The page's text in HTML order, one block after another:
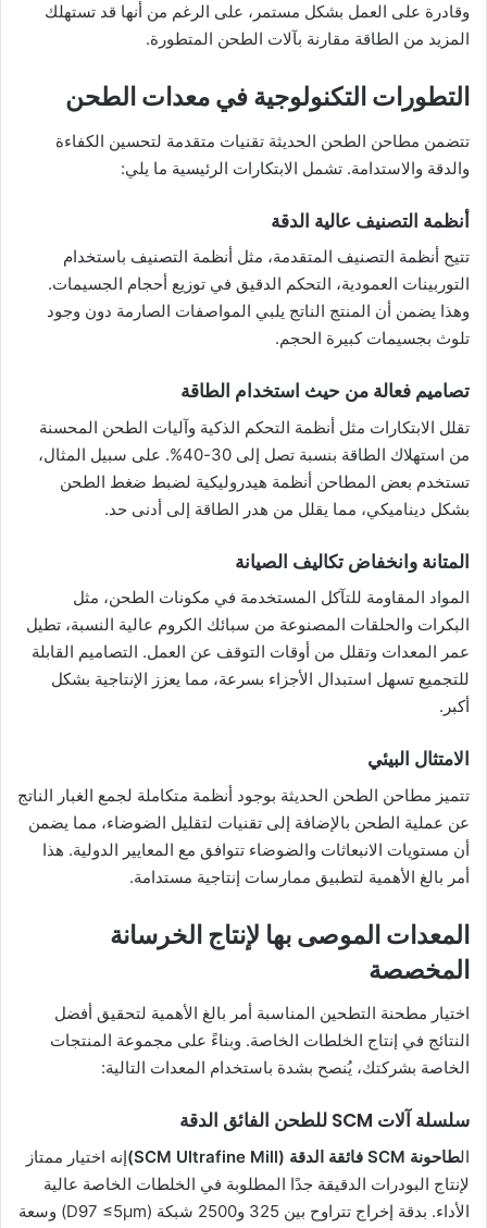
وقادرة على العمل بشكل مستمر، على الرغم من أنها قد تستهلك
المزيد من الطاقة مقارنة بآلات الطحن المتطورة.
التطورات التكنولوجية في معدات الطحن
تتضمن مطاحن الطحن الحديثة تقنيات متقدمة لتحسين الكفاءة
والدقة والاستدامة. تشمل الابتكارات الرئيسية ما يلي:
أنظمة التصنيف عالية الدقة
تتيح أنظمة التصنيف المتقدمة، مثل أنظمة التصنيف باستخدام
التوربينات العمودية، التحكم الدقيق في توزيع أحجام الجسيمات.
وهذا يضمن أن المنتج الناتج يلبي المواصفات الصارمة دون وجود
تلوث بجسيمات كبيرة الحجم.
تصاميم فعالة من حيث استخدام الطاقة
تقلل الابتكارات مثل أنظمة التحكم الذكية وآليات الطحن المحسنة
من استهلاك الطاقة بنسبة تصل إلى 30-40%. على سبيل المثال،
تستخدم بعض المطاحن أنظمة هيدروليكية لضبط ضغط الطحن
بشكل ديناميكي، مما يقلل من هدر الطاقة إلى أدنى حد.
المتانة وانخفاض تكاليف الصيانة
المواد المقاومة للتآكل المستخدمة في مكونات الطحن، مثل
البكرات والحلقات المصنوعة من سبائك الكروم عالية النسبة، تطيل
عمر المعدات وتقلل من أوقات التوقف عن العمل. التصاميم القابلة
للتجميع تسهل استبدال الأجزاء بسرعة، مما يعزز الإنتاجية بشكل
أكبر.
الامتثال البيئي
تتميز مطاحن الطحن الحديثة بوجود أنظمة متكاملة لجمع الغبار الناتج
عن عملية الطحن بالإضافة إلى تقنيات لتقليل الضوضاء، مما يضمن
أن مستويات الانبعاثات والضوضاء تتوافق مع المعايير الدولية. هذا
أمر بالغ الأهمية لتطبيق ممارسات إنتاجية مستدامة.
المعدات الموصى بها لإنتاج الخرسانة
المخصصة
اختيار مطحنة التطحين المناسبة أمر بالغ الأهمية لتحقيق أفضل
النتائج في إنتاج الخلطات الخاصة. وبناءً على مجموعة المنتجات
الخاصة بشركتك، يُنصح بشدة باستخدام المعدات التالية:
سلسلة آلات SCM للطحن الفائق الدقة
الطاحونة SCM فائقة الدقة (SCM Ultrafine Mill)
إنه اختيار ممتاز
لإنتاج البودرات الدقيقة جدًا المطلوبة في الخلطات الخاصة عالية
الأداء. بدقة إخراج تتراوح بين 325 و2500 شبكة (D97 ≤5μm) وسعة